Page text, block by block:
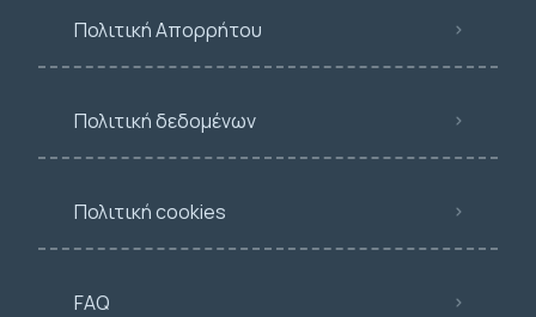
Πολιτική Απορρήτου
Πολιτική δεδομένων
Πολιτική cookies
FAQ